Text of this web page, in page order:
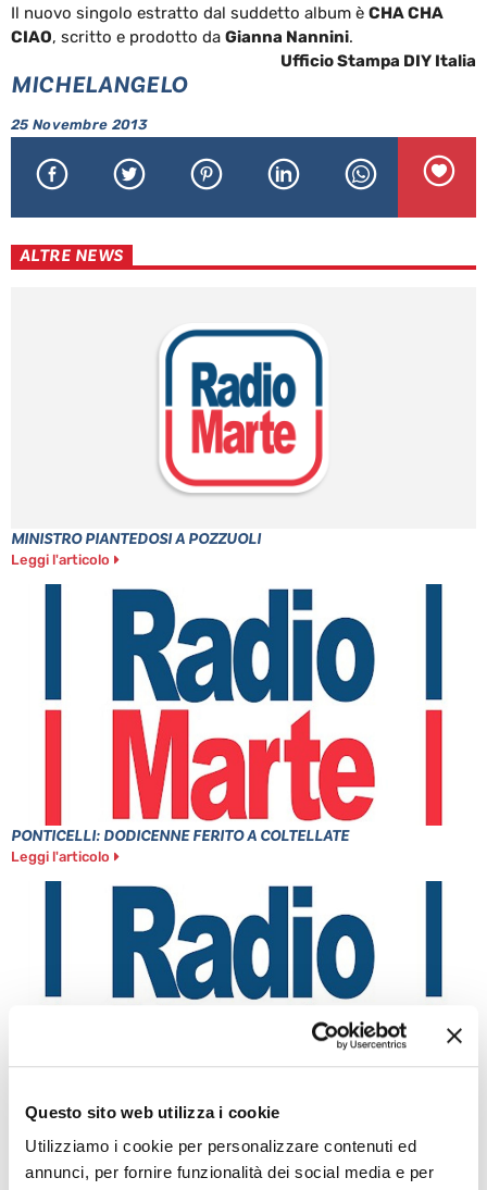
Questo sito web utilizza i cookie
Utilizziamo i cookie per personalizzare contenuti ed
annunci, per fornire funzionalità dei social media e per
Il nuovo singolo estratto dal suddetto album è CHA CHA
CIAO, scritto e prodotto da Gianna Nannini.
Ufficio Stampa DIY Italia
MICHELANGELO
25 Novembre 2013
ALTRE NEWS
MINISTRO PIANTEDOSI A POZZUOLI
Leggi l'articolo
PONTICELLI: DODICENNE FERITO A COLTELLATE
Leggi l'articolo
BRADISISMO
Leggi l'articolo